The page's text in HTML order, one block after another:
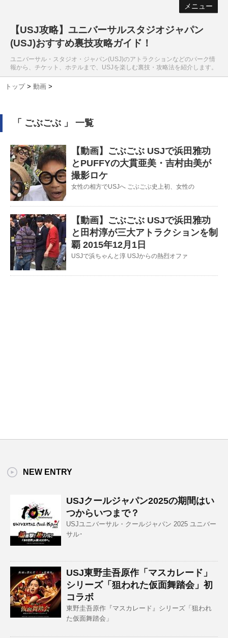
メニュー
【USJ攻略】ユニバーサルスタジオジャパン
(USJ)おすすめ裏技攻略ガイド！
ユニバーサル・スタジオ・ジャパン(USJ)のアトラクションなどのパーク情
報から、チケット、ホテルまで、USJを楽しむ裏技・攻略法を紹介します。
トップ > 動画 >
「 ごぶごぶ 」 一覧
【動画】ごぶごぶ USJで浜田雅功
とPUFFYの大貫亜美・吉村由美が
撮影ロケ
女性の相方でUSJへ ごぶごぶ史上初、女性の
【動画】ごぶごぶ USJで浜田雅功
と田村淳が三大アトラクションを制
覇 2015年12月1日
USJで浜ちゃんと淳 USJからの熱烈オファ
NEW ENTRY
USJクールジャパン2025の期間はい
つからいつまで？
USJユニバーサル・クールジャパン 2025 ユニバー
サル･
USJ東野圭吾原作「マスカレード」
シリーズ「狙われた仮面舞踏会」初
コラボ
東野圭吾原作『マスカレード』シリーズ「狙われ
た仮面舞踏会」